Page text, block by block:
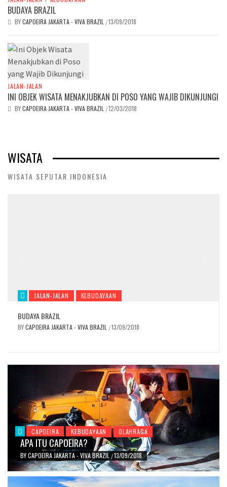
BUDAYA BRAZIL
BYCAPOEIRA JAKARTA - VIVA BRAZIL /13/09/2018
JALAN-JALAN
INI OBJEK WISATA MENAKJUBKAN DI POSO YANG WAJIB DIKUNJUNGI
BYCAPOEIRA JAKARTA - VIVA BRAZIL /12/03/2018
WISATA
WISATA SEPUTAR INDONESIA
KEBUDAYAAN
- VIVA BRAZIL/13/09/2018
CAPOEIRA KEBUDAYAAN OLAHRAGA
APA ITU CAPOEIRA?
BYCAPOEIRA JAKARTA - VIVA BRAZIL /13/09/2018